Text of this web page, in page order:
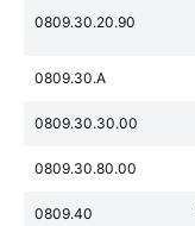
0809.30.20.90
0809.30.A
0809.30.30.00
0809.30.80.00
0809.40